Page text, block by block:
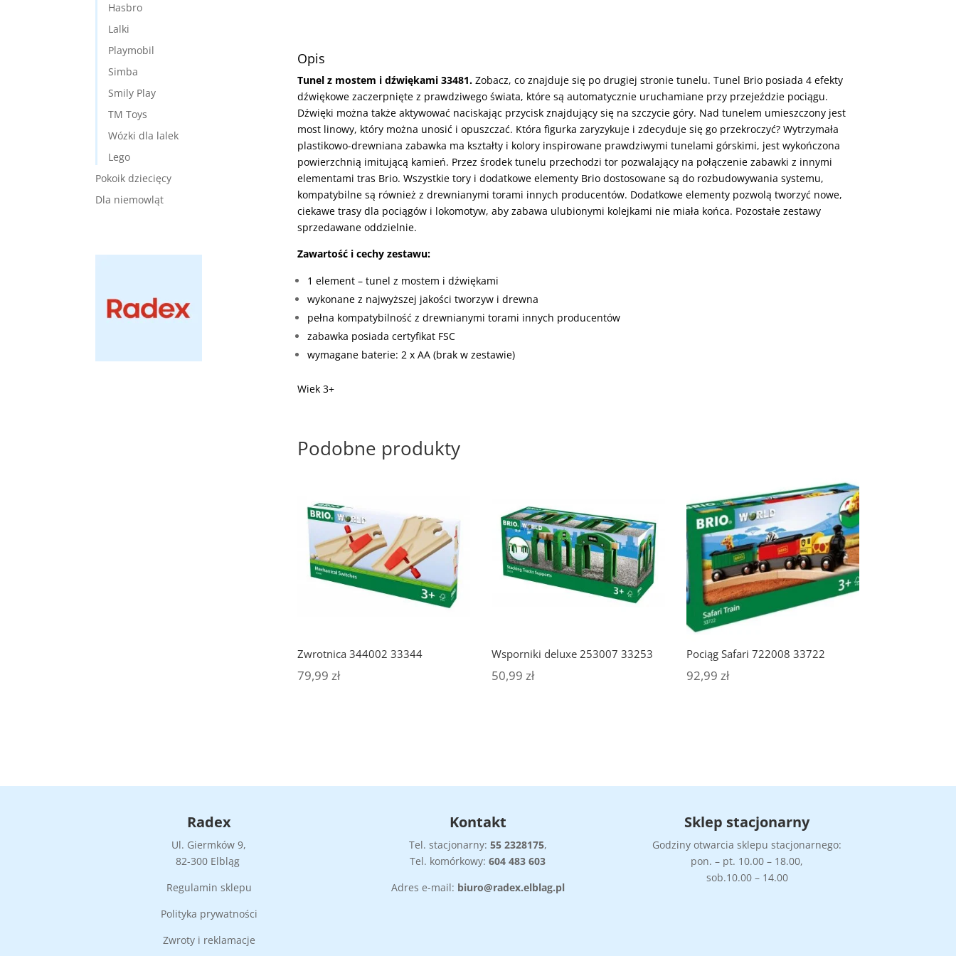
Hasbro
Lalki
Playmobil
Simba
Smily Play
TM Toys
Wózki dla lalek
Lego
Pokoik dziecięcy
Dla niemowląt
Opis
Tunel z mostem i dźwiękami 33481. Zobacz, co znajduje się po drugiej stronie tunelu. Tunel Brio posiada 4 efekty
dźwiękowe zaczerpnięte z prawdziwego świata, które są automatycznie uruchamiane przy przejeździe pociągu.
Dźwięki można także aktywować naciskając przycisk znajdujący się na szczycie góry. Nad tunelem umieszczony jest
most linowy, który można unosić i opuszczać. Która figurka zaryzykuje i zdecyduje się go przekroczyć? Wytrzymała
plastikowo-drewniana zabawka ma kształty i kolory inspirowane prawdziwymi tunelami górskimi, jest wykończona
powierzchnią imitującą kamień. Przez środek tunelu przechodzi tor pozwalający na połączenie zabawki z innymi
elementami tras Brio. Wszystkie tory i dodatkowe elementy Brio dostosowane są do rozbudowywania systemu,
kompatybilne są również z drewnianymi torami innych producentów. Dodatkowe elementy pozwolą tworzyć nowe,
ciekawe trasy dla pociągów i lokomotyw, aby zabawa ulubionymi kolejkami nie miała końca. Pozostałe zestawy
sprzedawane oddzielnie.
Zawartość i cechy zestawu:
1 element – tunel z mostem i dźwiękami
wykonane z najwyższej jakości tworzyw i drewna
pełna kompatybilność z drewnianymi torami innych producentów
zabawka posiada certyfikat FSC
wymagane baterie: 2 x AA (brak w zestawie)
Wiek 3+
Podobne produkty
Zwrotnica 344002 33344
79,99 zł
Wsporniki deluxe 253007 33253
50,99zł
Pociąg Safari 722008 33722
92,99 zł
Radex
Ul. Giermków 9,
82-300 Elbląg
Regulamin sklepu
Polityka prywatności
Zwroty i reklamacje
Kontakt
Tel. stacjonarny: 55 2328175,
Tel. komórkowy:604 483 603
Adres e-mail: biuro@radex.elblag.pl
Sklep stacjonarny
Godziny otwarcia sklepu stacjonarnego:
pon. – pt. 10.00 – 18.00,
sob.10.00 – 14.00